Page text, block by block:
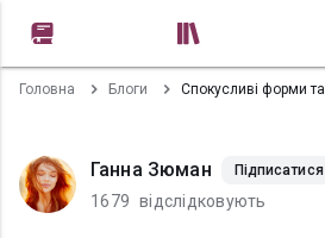
Головна Блоги
Ганна Зюман Підписатися
1679 відслідковують